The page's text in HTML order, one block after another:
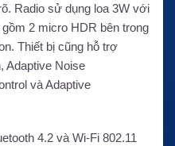
Radio sử dụng loa 3W với
2 micro HDR bên trong
Thiết bị cũng hỗ trợ
Adaptive Noise
và Adaptive
4.2 và Wi-Fi 802.11